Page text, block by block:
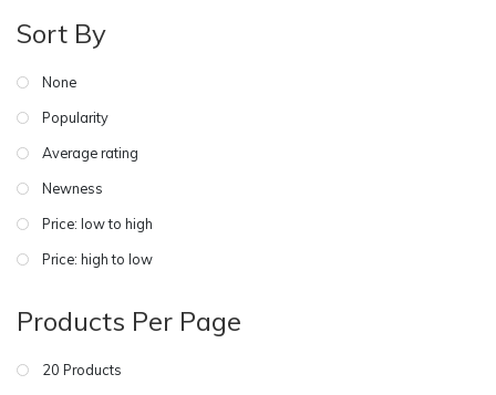
Sort By
None
Popularity
Average rating
Newness
Price: low to high
Price: high to low
Products Per Page
20 Products